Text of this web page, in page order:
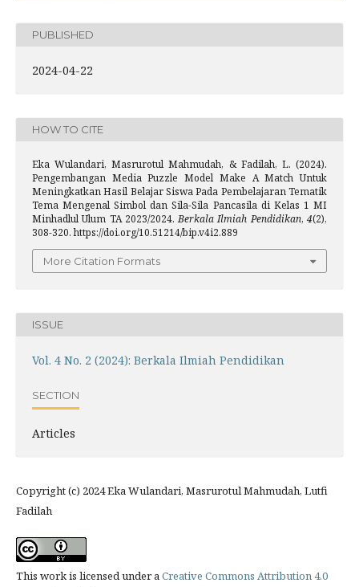
PUBLISHED
2024-04-22
HOW TO CITE
Eka Wulandari, Masrurotul Mahmudah, & Fadilah, L. (2024).
Pengembangan Media Puzzle Model Make A Match Untuk
Meningkatkan Hasil Belajar Siswa Pada Pembelajaran Tematik
Tema Mengenal Simbol dan Sila-Sila Pancasila di Kelas 1 MI
Minhadlul Ulum TA 2023/2024.Berkala Ilmiah Pendidikan,4(2),
308-320. https://doi.org/10.51214/bip.v4i2.889
More Citation Formats
ISSUE
Vol. 4 No. 2 (2024): Berkala Ilmiah Pendidikan
SECTION
Articles
Copyright (c) 2024 Eka Wulandari, Masrurotul Mahmudah, Lutfi
Fadilah
This work is licensed under aCreative Commons Attribution 4.0